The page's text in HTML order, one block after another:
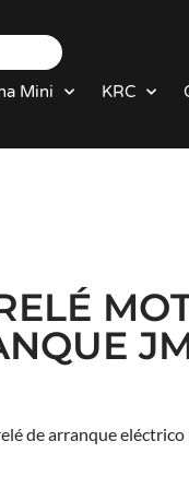
Mini KRC
de arranque